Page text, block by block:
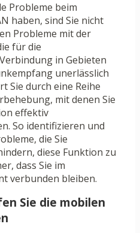
Probleme beim
haben, sind Sie nicht
Probleme mit der
für die
in Gebieten
unerlässlich
Sie durch eine Reihe
mit denen Sie
effektiv
So identifizieren und
die Sie
diese Funktion zu
dass Sie im
verbunden bleiben.
Sie die mobilen